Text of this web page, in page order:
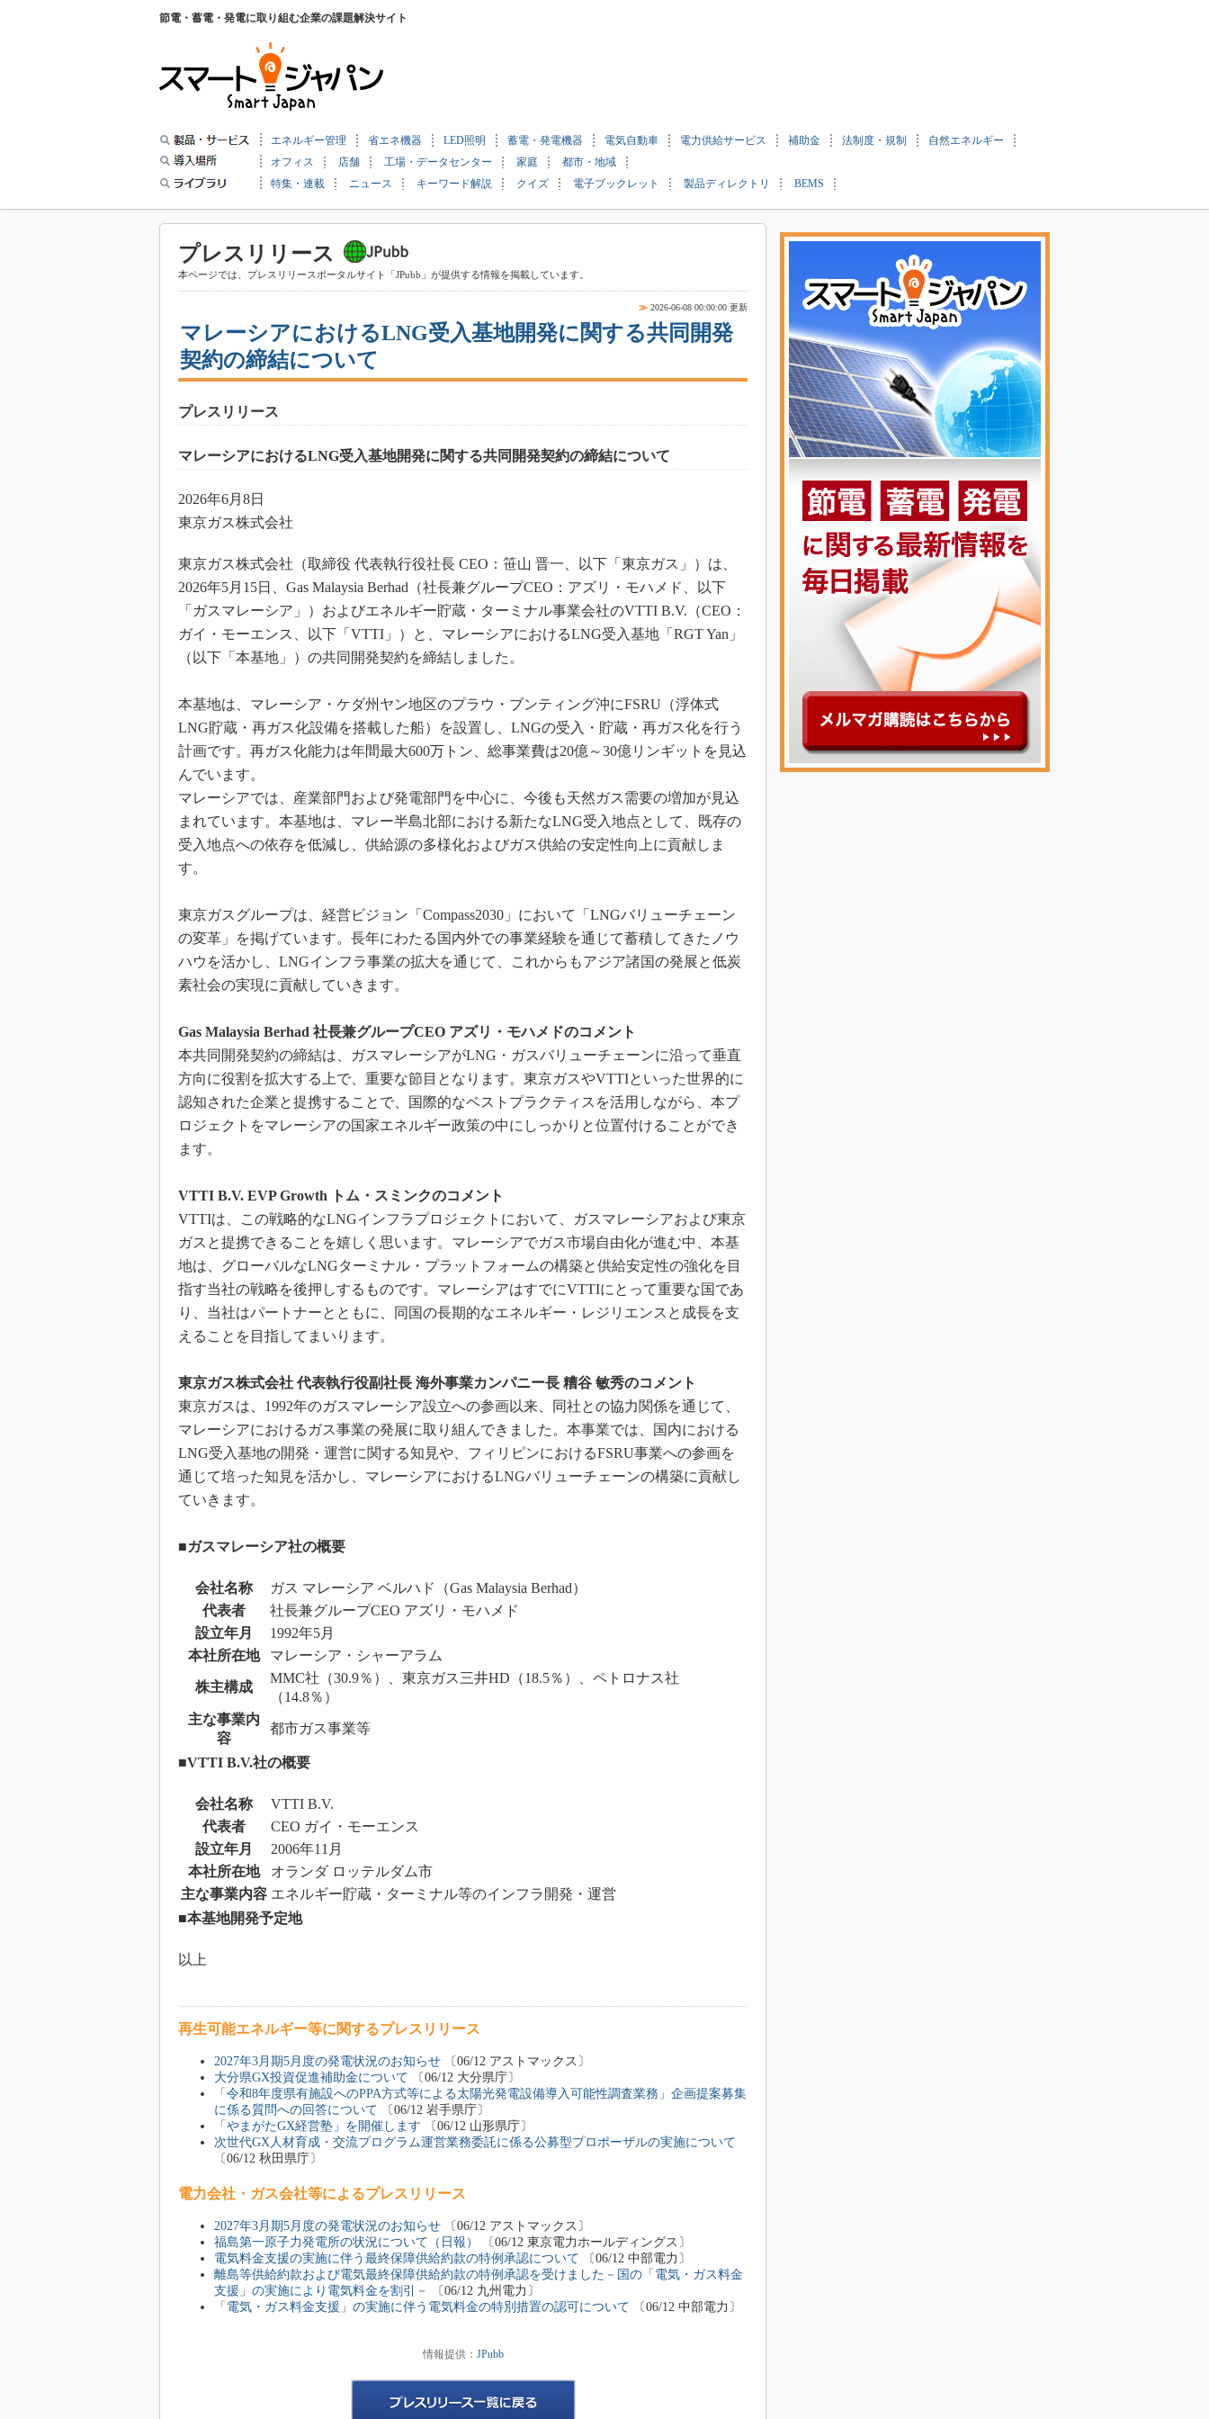
節電・蓄電・発電に取り組む企業の課題解決サイト
エネルギー管理 省エネ機器 LED照明 蓄電・発電機器 電気自動車 電力供給サービス 補助金 法制度・規制
自然エネルギー
オフィス
店舗 工場・データセンター 家庭
都市・地域
特集・連載
ニュース キーワード解説 クイズ 電子ブックレット 製品ディレクトリ BEMS
プレスリリース
本ページでは、プレスリリースポータルサイト「JPubb」が提供する情報を掲載しています。
≫ 2026-06-08 00:00:00 更新
マレーシアにおけるLNG受入基地開発に関する共同開発
契約の締結について
プレスリリース
マレーシアにおけるLNG受入基地開発に関する共同開発契約の締結について
2026年6月8日
東京ガス株式会社
東京ガス株式会社（取締役 代表執行役社長 CEO：笹山 晋一、以下「東京ガス」）は、
2026年5月15日、Gas Malaysia Berhad（社長兼グループCEO：アズリ・モハメド、以下
「ガスマレーシア」）およびエネルギー貯蔵・ターミナル事業会社のVTTI B.V.（CEO：
ガイ・モーエンス、以下「VTTI」）と、マレーシアにおけるLNG受入基地「RGT Yan」
（以下「本基地」）の共同開発契約を締結しました。
本基地は、マレーシア・ケダ州ヤン地区のプラウ・ブンティング沖にFSRU（浮体式
LNG貯蔵・再ガス化設備を搭載した船）を設置し、LNGの受入・貯蔵・再ガス化を行う
計画です。再ガス化能力は年間最大600万トン、総事業費は20億～30億リンギットを見込
んでいます。
マレーシアでは、産業部門および発電部門を中心に、今後も天然ガス需要の増加が見込
まれています。本基地は、マレー半島北部における新たなLNG受入地点として、既存の
受入地点への依存を低減し、供給源の多様化およびガス供給の安定性向上に貢献しま
す。
東京ガスグループは、経営ビジョン「Compass2030」において「LNGバリューチェーン
の変革」を掲げています。長年にわたる国内外での事業経験を通じて蓄積してきたノウ
ハウを活かし、LNGインフラ事業の拡大を通じて、これからもアジア諸国の発展と低炭
素社会の実現に貢献していきます。
Gas Malaysia Berhad 社長兼グループCEO アズリ・モハメドのコメント
本共同開発契約の締結は、ガスマレーシアがLNG・ガスバリューチェーンに沿って垂直
方向に役割を拡大する上で、重要な節目となります。東京ガスやVTTIといった世界的に
認知された企業と提携することで、国際的なベストプラクティスを活用しながら、本プ
ロジェクトをマレーシアの国家エネルギー政策の中にしっかりと位置付けることができ
ます。
VTTI B.V. EVP Growth トム・スミンクのコメント
VTTIは、この戦略的なLNGインフラプロジェクトにおいて、ガスマレーシアおよび東京
ガスと提携できることを嬉しく思います。マレーシアでガス市場自由化が進む中、本基
地は、グローバルなLNGターミナル・プラットフォームの構築と供給安定性の強化を目
指す当社の戦略を後押しするものです。マレーシアはすでにVTTIにとって重要な国であ
り、当社はパートナーとともに、同国の長期的なエネルギー・レジリエンスと成長を支
えることを目指してまいります。
東京ガス株式会社 代表執行役副社長 海外事業カンパニー長 糟谷 敏秀のコメント
東京ガスは、1992年のガスマレーシア設立への参画以来、同社との協力関係を通じて、
マレーシアにおけるガス事業の発展に取り組んできました。本事業では、国内における
LNG受入基地の開発・運営に関する知見や、フィリピンにおけるFSRU事業への参画を
通じて培った知見を活かし、マレーシアにおけるLNGバリューチェーンの構築に貢献し
ていきます。
■ガスマレーシア社の概要
会社名称
ガス マレーシア ベルハド（Gas Malaysia Berhad）
代表者
社長兼グループCEO アズリ・モハメド
設立年月
1992年5月
本社所在地
マレーシア・シャーアラム
株主構成
MMC社（30.9％）、東京ガス三井HD（18.5％）、ペトロナス社
（14.8％）
主な事業内
容
都市ガス事業等
■VTTI B.V.社の概要
会社名称
VTTI B.V.
代表者
CEO ガイ・モーエンス
設立年月
2006年11月
本社所在地
オランダ ロッテルダム市
主な事業内容 エネルギー貯蔵・ターミナル等のインフラ開発・運営
■本基地開発予定地
以上
再生可能エネルギー等に関するプレスリリース
2027年3月期5月度の発電状況のお知らせ 〔06/12 アストマックス〕
大分県GX投資促進補助金について 〔06/12 大分県庁〕
「令和8年度県有施設へのPPA方式等による太陽光発電設備導入可能性調査業務」企画提案募集
に係る質問への回答について 〔06/12 岩手県庁〕
「やまがたGX経営塾」を開催します 〔06/12 山形県庁〕
次世代GX人材育成・交流プログラム運営業務委託に係る公募型プロポーザルの実施について
〔06/12 秋田県庁〕
電力会社・ガス会社等によるプレスリリース
2027年3月期5月度の発電状況のお知らせ 〔06/12 アストマックス〕
福島第一原子力発電所の状況について（日報）
〔06/12 東京電力ホールディングス〕
電気料金支援の実施に伴う最終保障供給約款の特例承認について 〔06/12 中部電力〕
離島等供給約款および電気最終保障供給約款の特例承認を受けました－国の「電気・ガス料金
支援」の実施により電気料金を割引－
〔06/12 九州電力〕
「電気・ガス料金支援」の実施に伴う電気料金の特別措置の認可について 〔06/12 中部電力〕
情報提供： JPubb